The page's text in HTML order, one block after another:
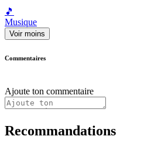
🎵
Musique
Voir moins
Commentaires
Ajoute ton commentaire
Recommandations